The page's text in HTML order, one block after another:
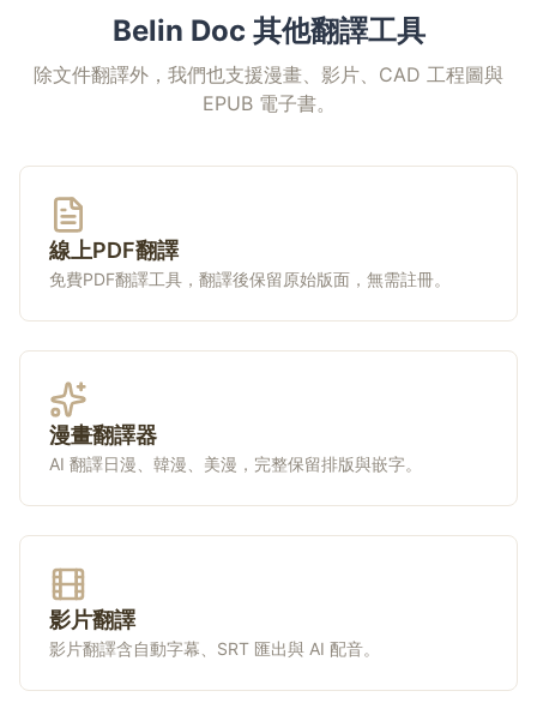
Belin Doc 其他翻譯工具
除文件翻譯外，我們也支援漫畫、影片、CAD 工程圖與
EPUB 電子書。
線上PDF翻譯
免費PDF翻譯工具，翻譯後保留原始版面，無需註冊。
漫畫翻譯器
AI 翻譯日漫、韓漫、美漫，完整保留排版與嵌字。
影片翻譯
影片翻譯含自動字幕、SRT 匯出與 AI 配音。